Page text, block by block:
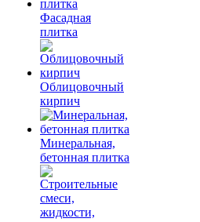
Фасадная
плитка
Облицовочный
кирпич
Минеральная,
бетонная плитка